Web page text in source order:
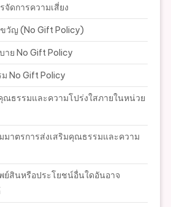
ดการความเสี่ยง
วัญ (No Gift Policy)
าย No Gift Policy
No Gift Policy
ณธรรมและความโปร่งใสภายในหน่วย
มาตรการส่งเสริมคุณธรรมและความ
ย์สินหรือประโยชน์อื่นใดอันอาจ